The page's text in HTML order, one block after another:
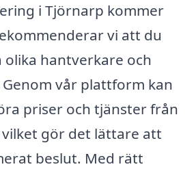
i Tjörnarp kommer
vi att du
hantverkare och
vår plattform kan
priser och tjänster från
gör det lättare att
beslut. Med rätt